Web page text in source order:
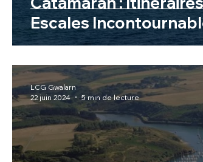
Escales
LCG Gwalarn
22 juin 2024
5 min de lecture